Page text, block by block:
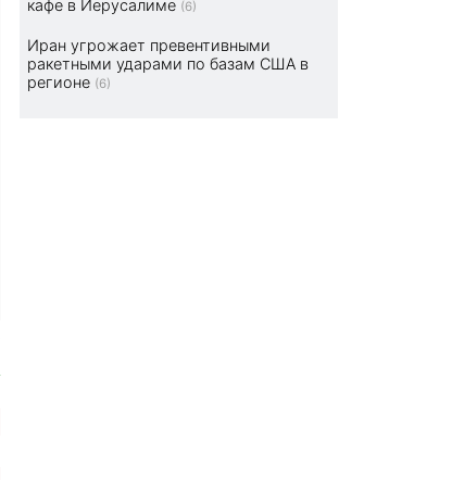
кафе в Иерусалиме (6)
Иран угрожает превентивными
ракетными ударами по базам США в
регионе (6)